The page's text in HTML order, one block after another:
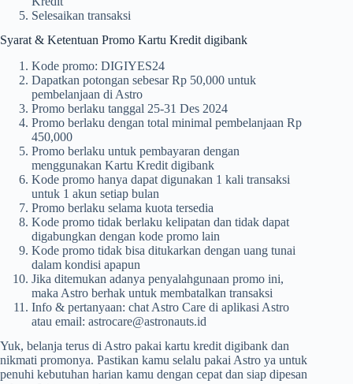
Selesaikan transaksi
Syarat & Ketentuan Promo Kartu Kredit digibank
Kode promo: DIGIYES24
Dapatkan potongan sebesar Rp 50,000 untuk
pembelanjaan di Astro
Promo berlaku tanggal 25-31 Des 2024
Promo berlaku dengan total minimal pembelanjaan Rp
450,000
Promo berlaku untuk pembayaran dengan
menggunakan Kartu Kredit digibank
Kode promo hanya dapat digunakan 1 kali transaksi
untuk 1 akun setiap bulan
Promo berlaku selama kuota tersedia
Kode promo tidak berlaku kelipatan dan tidak dapat
digabungkan dengan kode promo lain
Kode promo tidak bisa ditukarkan dengan uang tunai
dalam kondisi apapun
Jika ditemukan adanya penyalahgunaan promo ini,
maka Astro berhak untuk membatalkan transaksi
Info & pertanyaan: chat Astro Care di aplikasi Astro
atau email: astrocare@astronauts.id
Yuk, belanja terus di Astro pakai kartu kredit digibank dan
nikmati promonya. Pastikan kamu selalu pakai Astro ya untuk
penuhi kebutuhan harian kamu dengan cepat dan siap dipesan